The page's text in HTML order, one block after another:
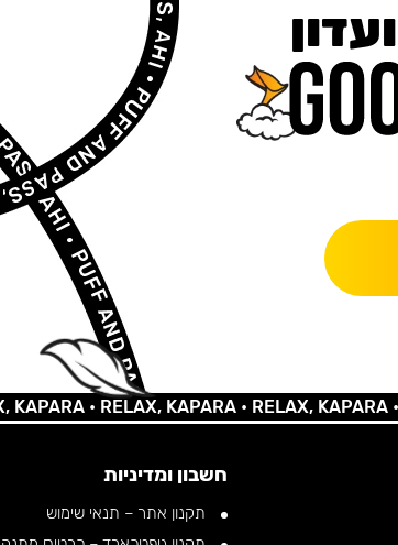
•RELAX, KAPARA •RELAX, KAPARA •
חשבון ומדיניות
תקנון אתר – תנאי שימוש